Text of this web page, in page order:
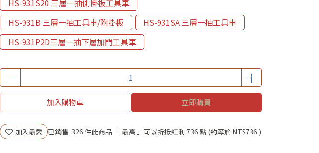
HS-931S20 三層一抽側掛板工具車
HS-931B 三層一抽工具車/附掛板
HS-931SA 三層一抽工具車
HS-931P2D三層一抽下層加門工具車
加入購物車 立即購買
加入最愛 已銷售: 326 件此商品 「 最高 」可以折抵紅利 736 點 (約等於 NT$736 )